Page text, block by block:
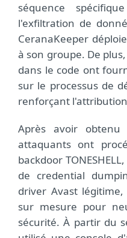
séquence
l'exfiltration de
CeranaKeeper
à son groupe. De
dans le code ont
sur le processus de
renforçant
Après avoir
attaquants ont
backdoor
de credential
driver Avast
sur mesure pour
sécurité. À partir du